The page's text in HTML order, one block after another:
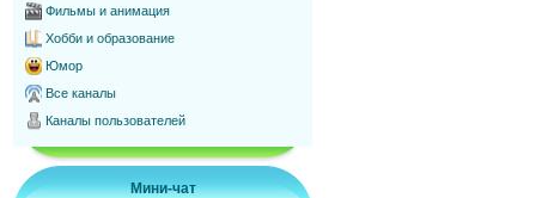
Фильмы и анимация
Хобби и образование
Юмор
Все каналы
Каналы пользователей
Мини-чат